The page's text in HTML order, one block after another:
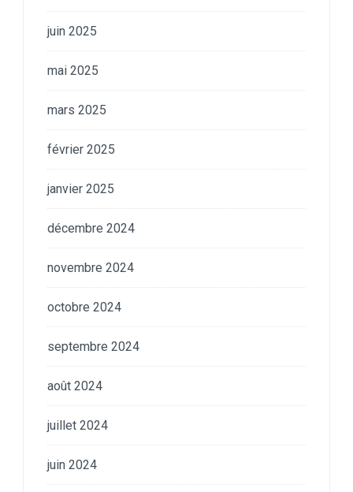
juin 2025
mai 2025
mars 2025
février 2025
janvier 2025
décembre 2024
novembre 2024
octobre 2024
septembre 2024
août 2024
juillet 2024
juin 2024